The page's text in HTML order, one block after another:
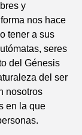
y
nos hace
tener a sus
seres
del Génesis
del ser
nosotros
en la que